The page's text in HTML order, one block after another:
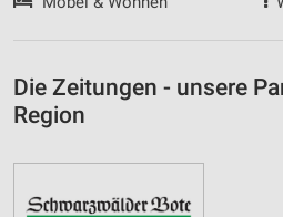
Die Zeitungen - unsere
Region